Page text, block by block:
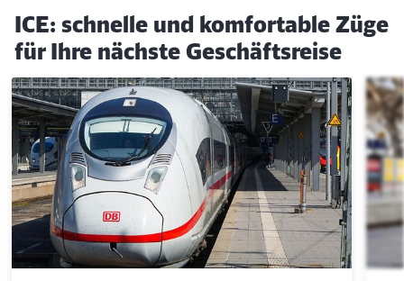
ICE: schnelle und komfortable Züge
für Ihre nächste Geschäftsreise
Klicken, um den folgenden Slider zu überspringen